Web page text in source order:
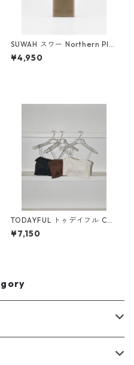
SUWAH スワー Northern Pla
cen Cleansing Gel
¥4,950
TODAYFUL トゥデイフル Cup
in Flatseam Bratop 124106
02
¥7,150